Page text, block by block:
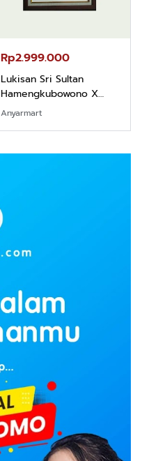
Rp2.999.000
Lukisan Sri Sultan
Hamengkubowono X
dari Kopi Karya Rudi
Winarso
Anyarmart